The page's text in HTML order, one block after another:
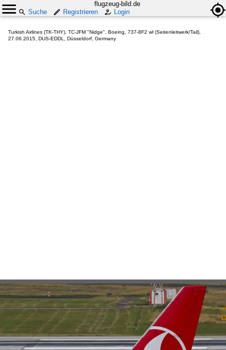
flugzeug-bild.de
Suche
Registrieren Login
Turkish Airlines (TK-THY), TC-JFM "Nidge", Boeing, 737-8F2 wl (Seitenleitwerk/Tail),
27.06.2015, DUS-EDDL, Düsseldorf, Germany